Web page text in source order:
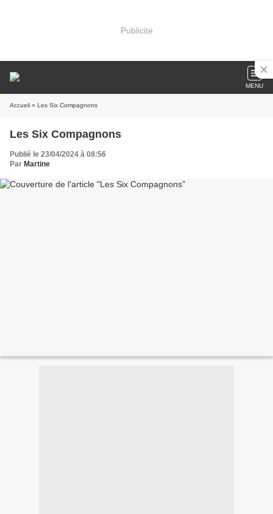
Publicité
MENU
Accueil » Les Six Compagnons
Les Six Compagnons
Publié le 23/04/2024 à 08:56
Par Martine